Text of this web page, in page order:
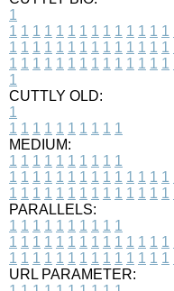
1
1 1 1 1 1 1 1 1 1 1 1 1 1 1
1 1 1 1 1 1 1 1 1 1 1 1 1 1
1 1 1 1 1 1 1 1 1 1 1 1 1 1
1
CUTTLY OLD:
1
1 1 1 1 1 1 1 1 1 1
MEDIUM:
1 1 1 1 1 1 1 1 1 1
1 1 1 1 1 1 1 1 1 1 1 1 1 1
1 1 1 1 1 1 1 1 1 1 1 1 1 1
PARALLELS:
1 1 1 1 1 1 1 1 1 1
1 1 1 1 1 1 1 1 1 1 1 1 1 1
1 1 1 1 1 1 1 1 1 1 1 1 1 1
URL PARAMETER: